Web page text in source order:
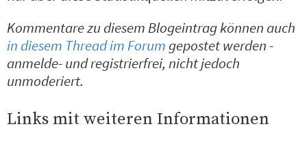
Kommentare zu diesem Blogeintrag können auch
in diesem Thread im Forumgepostet werden -
anmelde- und registrierfrei, nicht jedoch
unmoderiert.
Links mit weiteren Informationen